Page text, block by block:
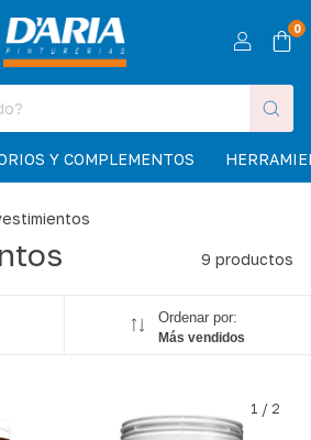
0
Y COMPLEMENTOS
9 productos
Ordenar por:
Más vendidos
1 / 2